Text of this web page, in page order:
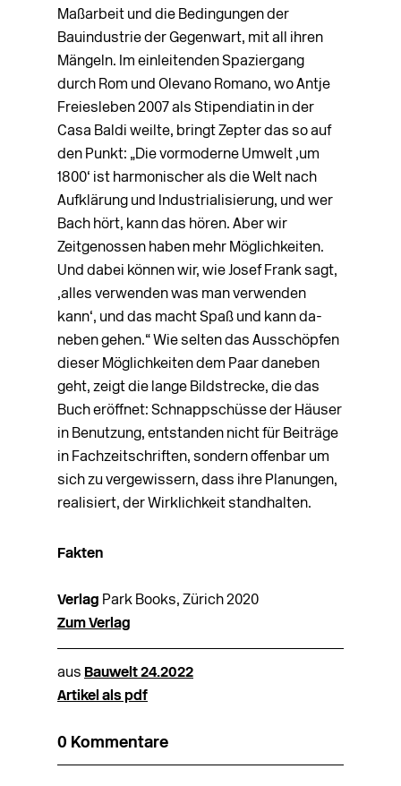
Maßarbeit und die Bedingungen der
Bauindustrie der Gegenwart, mit all ihren
Mängeln. Im einleitenden Spaziergang
durch Rom und Olevano Romano, wo Antje
Freiesleben 2007 als Stipendiatin in der
Casa Baldi weilte, bringt Zepter das so auf
den Punkt: „Die vormoderne Umwelt ‚um
1800‘ ist harmonischer als die Welt nach
Aufklärung und Industrialisierung, und wer
Bach hört, kann das hören. Aber wir
Zeitgenossen haben mehr Möglichkeiten.
Und dabei können wir, wie Josef Frank sagt,
‚alles verwenden was man verwenden
kann‘, und das macht Spaß und kann da­
neben gehen.“ Wie selten das Ausschöpfen
dieser Möglichkeiten dem Paar daneben
geht, zeigt die lange Bildstrecke, die das
Buch eröffnet: Schnappschüsse der Häuser
in Benutzung, entstanden nicht für Beiträge
in Fachzeitschriften, sondern offenbar um
sich zu vergewissern, dass ihre Planungen,
realisiert, der Wirklichkeit standhalten.
Fakten
Verlag Park Books, Zürich 2020
Zum Verlag
aus Bauwelt 24.2022
Artikel als pdf
0 Kommentare